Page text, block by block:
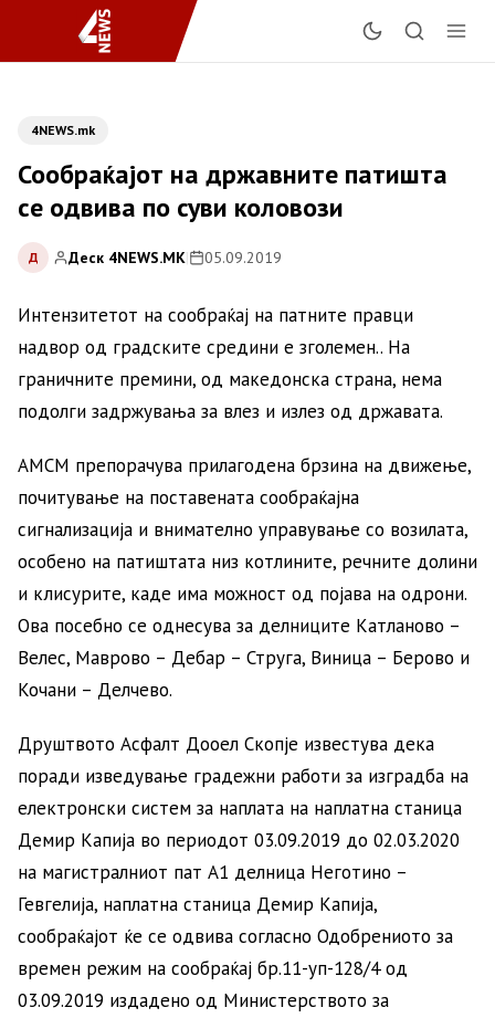
4NEWS.mk
Сообраќајот на државните патишта
се одвива по суви коловози
Д Деск 4NEWS.MK| 05.09.2019
Интензитетот на сообраќај на патните правци
надвор од градските средини е зголемен.. На
граничните премини, од македонска страна, нема
подолги задржувања за влез и излез од државата.
АМСМ препорачува прилагодена брзина на движење,
почитување на поставената сообраќајна
сигнализација и внимателно управување со возилата,
особено на патиштата низ котлините, речните долини
и клисурите, каде има можност од појава на одрони.
Ова посебно се однесува за делниците Катланово –
Велес, Маврово – Дебар – Струга, Виница – Берово и
Кочани – Делчево.
Друштвото Асфалт Дооел Скопје известува дека
поради изведување градежни работи за изградба на
електронски систем за наплата на наплатна станица
Демир Капија во периодот 03.09.2019 до 02.03.2020
на магистралниот пат А1 делница Неготино –
Гевгелија, наплатна станица Демир Капија,
сообраќајот ќе се одвива согласно Одобрениото за
времен режим на сообраќај бр.11-уп-128/4 од
03.09.2019 издадено од Министерството за